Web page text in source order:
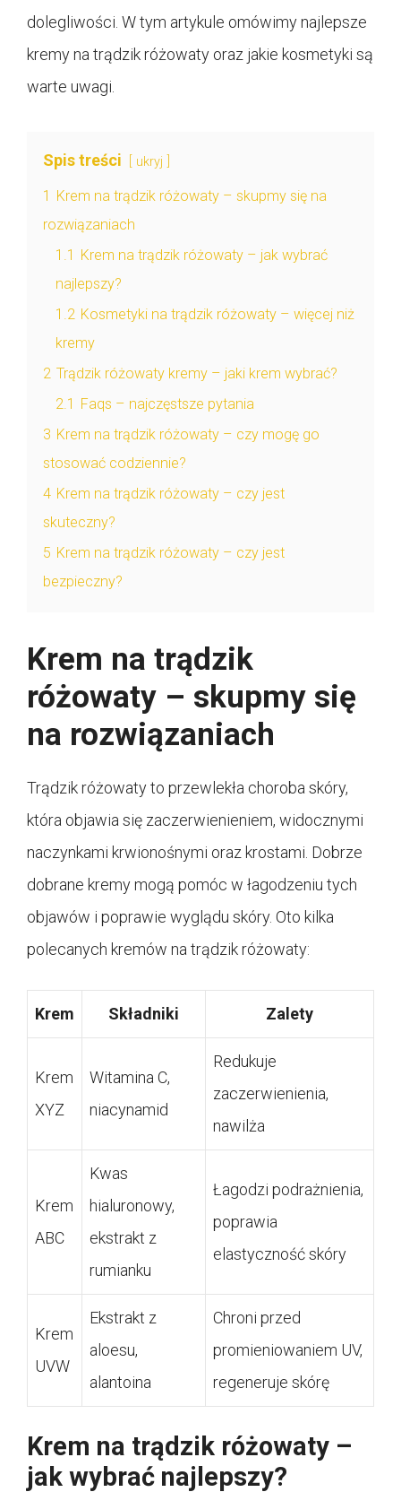
dolegliwości. W tym artykule omówimy najlepsze
kremy na trądzik różowaty oraz jakie kosmetyki są
warte uwagi.
Spis treści ukryj
1 Krem na trądzik różowaty – skupmy się na
rozwiązaniach
1.1 Krem na trądzik różowaty – jak wybrać
najlepszy?
1.2 Kosmetyki na trądzik różowaty – więcej niż
kremy
2 Trądzik różowaty kremy – jaki krem wybrać?
2.1 Faqs – najczęstsze pytania
3 Krem na trądzik różowaty – czy mogę go
stosować codziennie?
4 Krem na trądzik różowaty – czy jest
skuteczny?
5 Krem na trądzik różowaty – czy jest
bezpieczny?
Krem na trądzik
różowaty – skupmy się
na rozwiązaniach
Trądzik różowaty to przewlekła choroba skóry,
która objawia się zaczerwienieniem, widocznymi
naczynkami krwionośnymi oraz krostami. Dobrze
dobrane kremy mogą pomóc w łagodzeniu tych
objawów i poprawie wyglądu skóry. Oto kilka
polecanych kremów na trądzik różowaty:
Krem Składniki Zalety
Krem
XYZ
Witamina C,
niacynamid
Redukuje
zaczerwienienia,
nawilża
Krem
ABC
Kwas
hialuronowy,
ekstrakt z
rumianku
Łagodzi podrażnienia,
poprawia
elastyczność skóry
Krem
UVW
Ekstrakt z
aloesu,
alantoina
Chroni przed
promieniowaniem UV,
regeneruje skórę
Krem na trądzik różowaty –
jak wybrać najlepszy?